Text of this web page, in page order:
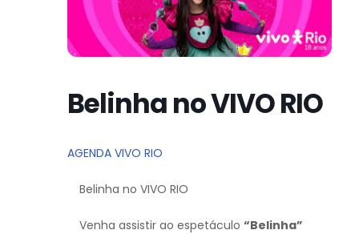
Belinha no VIVO RIO
AGENDA VIVO RIO
Belinha no VIVO RIO
Venha assistir ao espetáculo “Belinha”